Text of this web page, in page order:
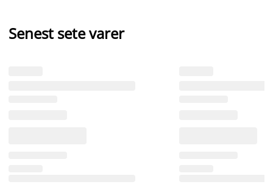
Senest sete varer